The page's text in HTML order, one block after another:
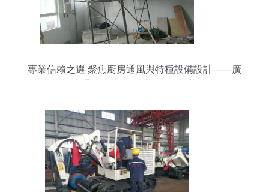
專業信賴之選 聚焦廚房通風與特種設備設計——廣